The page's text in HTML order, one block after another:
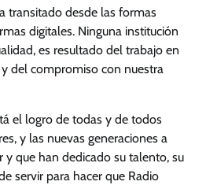
transitado desde las formas
digitales. Ninguna institución
es resultado del trabajo en
del compromiso con nuestra
el logro de todas y de todos
y las nuevas generaciones a
y que han dedicado su talento, su
servir para hacer que Radio